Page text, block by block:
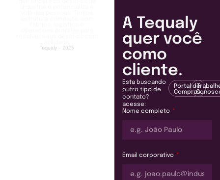
Tequaly - 2025
A Tequaly
quer você
como
cliente.
Esta buscando
outro tipo de
contato?
acesse:
Portal de
Compras
Nome completo
Email corporativo